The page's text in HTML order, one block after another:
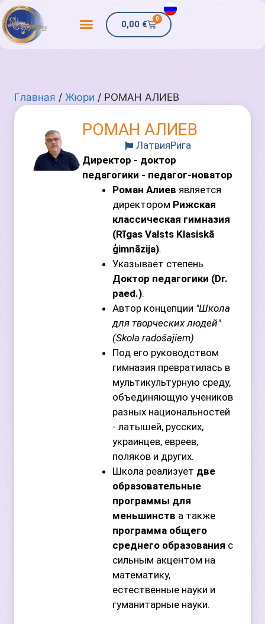
0,00 €
0
Главная / Жюри / РОМАН АЛИЕВ
РОМАН АЛИЕВ
ЛатвияРига
Директор - доктор
педагогики - педагог-новатор
Роман Алиев является
директором Рижская
классическая гимназия
(Rīgas Valsts Klasiskā
ģimnāzija).
Указывает степень
Доктор педагогики (Dr.
paed.).
Автор концепции "Школа
для творческих людей"
(Skola radošajiem).
Под его руководством
гимназия превратилась в
мультикультурную среду,
объединяющую учеников
разных национальностей
- латышей, русских,
украинцев, евреев,
поляков и других.
Школа реализует две
образовательные
программы для
меньшинств а также
программа общего
среднего образования с
сильным акцентом на
математику,
естественные науки и
гуманитарные науки.